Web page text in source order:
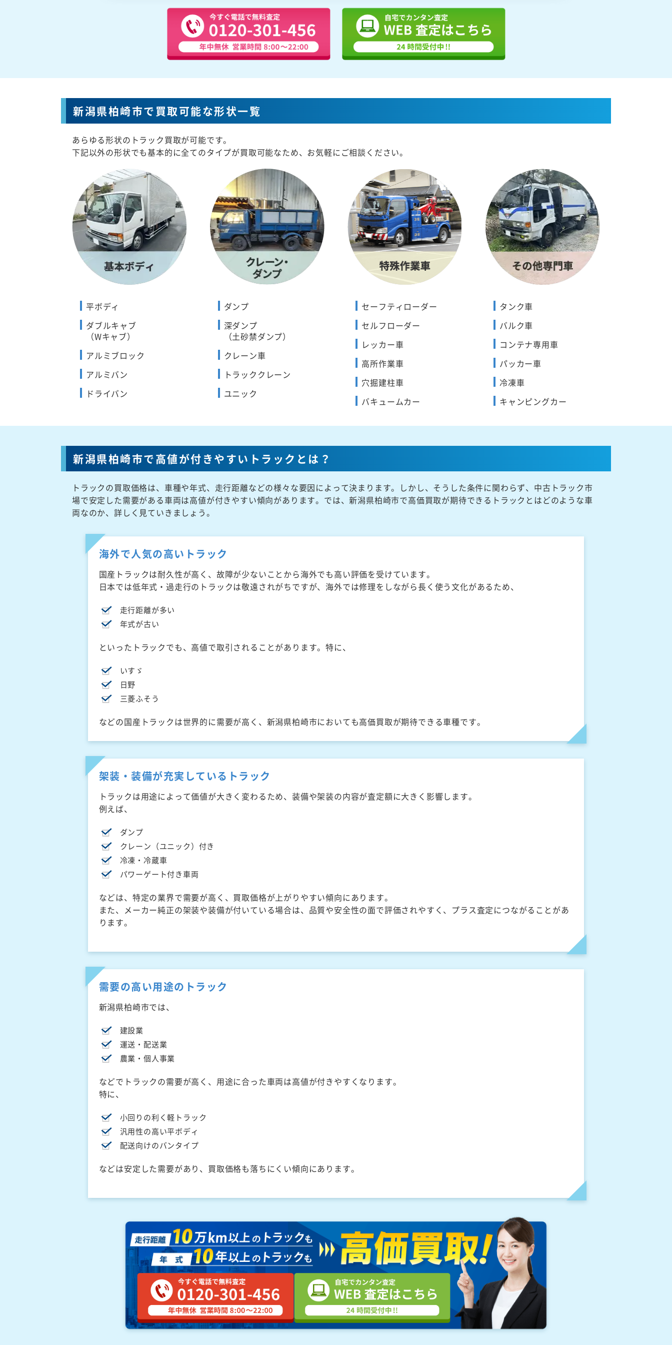
新潟県柏崎市で買取可能な形状一覧
あらゆる形状のトラック買取が可能です。
下記以外の形状でも基本的に全てのタイプが買取可能なため、お気軽にご相談ください。
平ボディ
ダブルキャブ
（Wキャブ）
アルミブロック
アルミバン
ドライバン
ダンプ
深ダンプ
（土砂禁ダンプ）
クレーン車
トラッククレーン
ユニック
セーフティローダー
セルフローダー
レッカー車
高所作業車
穴掘建柱車
バキュームカー
タンク車
バルク車
コンテナ専用車
パッカー車
冷凍車
キャンピングカー
新潟県柏崎市で高値が付きやすいトラックとは？
トラックの買取価格は、車種や年式、走行距離などの様々な要因によって決まります。しかし、そうした条件に関わらず、中古トラック市
場で安定した需要がある車両は高値が付きやすい傾向があります。では、新潟県柏崎市で高価買取が期待できるトラックとはどのような車
両なのか、詳しく見ていきましょう。
海外で人気の高いトラック
国産トラックは耐久性が高く、故障が少ないことから海外でも高い評価を受けています。
日本では低年式・過走行のトラックは敬遠されがちですが、海外では修理をしながら長く使う文化があるため、
走行距離が多い
年式が古い
といったトラックでも、高値で取引されることがあります。特に、
いすゞ
日野
三菱ふそう
などの国産トラックは世界的に需要が高く、新潟県柏崎市においても高価買取が期待できる車種です。
架装・装備が充実しているトラック
トラックは用途によって価値が大きく変わるため、装備や架装の内容が査定額に大きく影響します。
例えば、
ダンプ
クレーン（ユニック）付き
冷凍・冷蔵車
パワーゲート付き車両
などは、特定の業界で需要が高く、買取価格が上がりやすい傾向にあります。
また、メーカー純正の架装や装備が付いている場合は、品質や安全性の面で評価されやすく、プラス査定につながることがあ
ります。
需要の高い用途のトラック
新潟県柏崎市では、
建設業
運送・配送業
農業・個人事業
などでトラックの需要が高く、用途に合った車両は高値が付きやすくなります。
特に、
小回りの利く軽トラック
汎用性の高い平ボディ
配送向けのバンタイプ
などは安定した需要があり、買取価格も落ちにくい傾向にあります。